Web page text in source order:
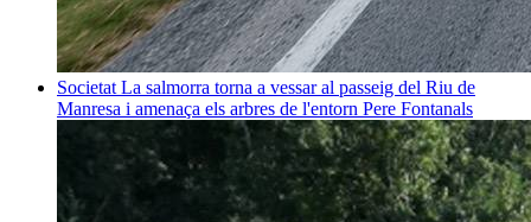
Societat La salmorra torna a vessar al passeig del Riu de
Manresa i amenaça els arbres de l'entorn Pere Fontanals